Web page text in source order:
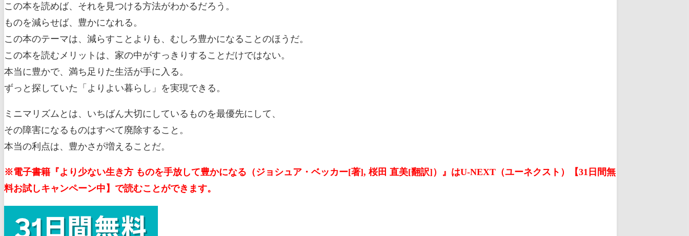
この本を読めば、それを見つける方法がわかるだろう。
ものを減らせば、豊かになれる。
この本のテーマは、減らすことよりも、むしろ豊かになることのほうだ。
この本を読むメリットは、家の中がすっきりすることだけではない。
本当に豊かで、満ち足りた生活が手に入る。
ずっと探していた「よりよい暮らし」を実現できる。
ミニマリズムとは、いちばん大切にしているものを最優先にして、
その障害になるものはすべて廃除すること。
本当の利点は、豊かさが増えることだ。
※電子書籍『より少ない生き方 ものを手放して豊かになる（ジョシュア・ベッカー[著], 桜田 直美[翻訳]）』はU-NEXT（ユーネクスト）【31日間無
料お試しキャンペーン中】で読むことができます。